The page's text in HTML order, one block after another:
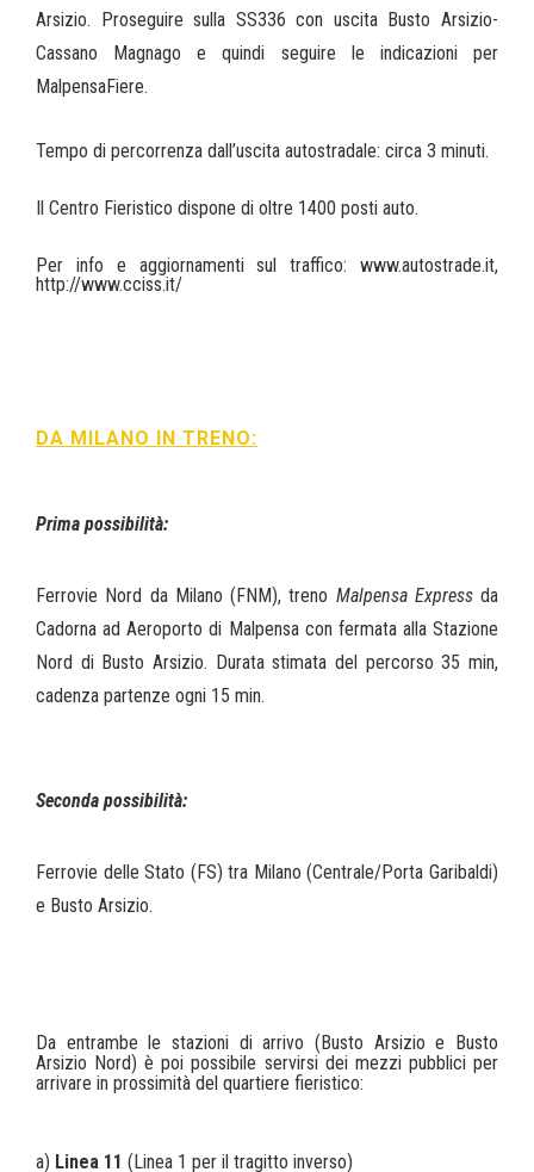
Arsizio. Proseguire sulla SS336 con uscita Busto Arsizio-
Cassano Magnago e quindi seguire le indicazioni per
MalpensaFiere.
Tempo di percorrenza dall’uscita autostradale: circa 3 minuti.
Il Centro Fieristico dispone di oltre 1400 posti auto.
Per info e aggiornamenti sul traffico: www.autostrade.it,
http://www.cciss.it/
DA MILANO IN TRENO:
Prima possibilità:
Ferrovie Nord da Milano (FNM), treno Malpensa Expressda
Cadorna ad Aeroporto di Malpensa con fermata alla Stazione
Nord di Busto Arsizio. Durata stimata del percorso 35 min,
cadenza partenze ogni 15 min.
Seconda possibilità:
Ferrovie delle Stato (FS) tra Milano (Centrale/Porta Garibaldi)
e Busto Arsizio.
Da entrambe le stazioni di arrivo (Busto Arsizio e Busto
Arsizio Nord) è poi possibile servirsi dei mezzi pubblici per
arrivare in prossimità del quartiere fieristico:
a) Linea 11 (Linea 1 per il tragitto inverso)